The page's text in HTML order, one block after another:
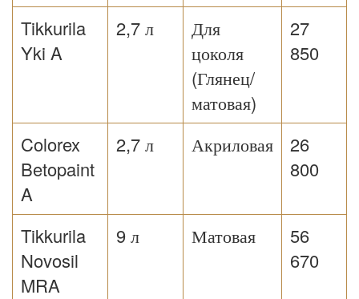
Tikkurila
Yki A
2,7 л
Для
цоколя
(Глянец/
матовая)
27
850
Colorex
Betopaint
A
2,7 л Акриловая
26
800
Tikkurila
Novosil
MRA
9 л Матовая
56
670